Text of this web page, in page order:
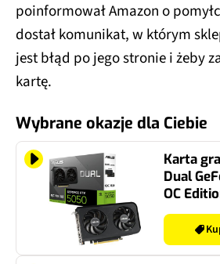
poinformował Amazon o
dostał komunikat, w którym
jest błąd po jego stronie i żeby
kartę.
Wybrane okazje dla Ciebie
Karta
Dual
OC